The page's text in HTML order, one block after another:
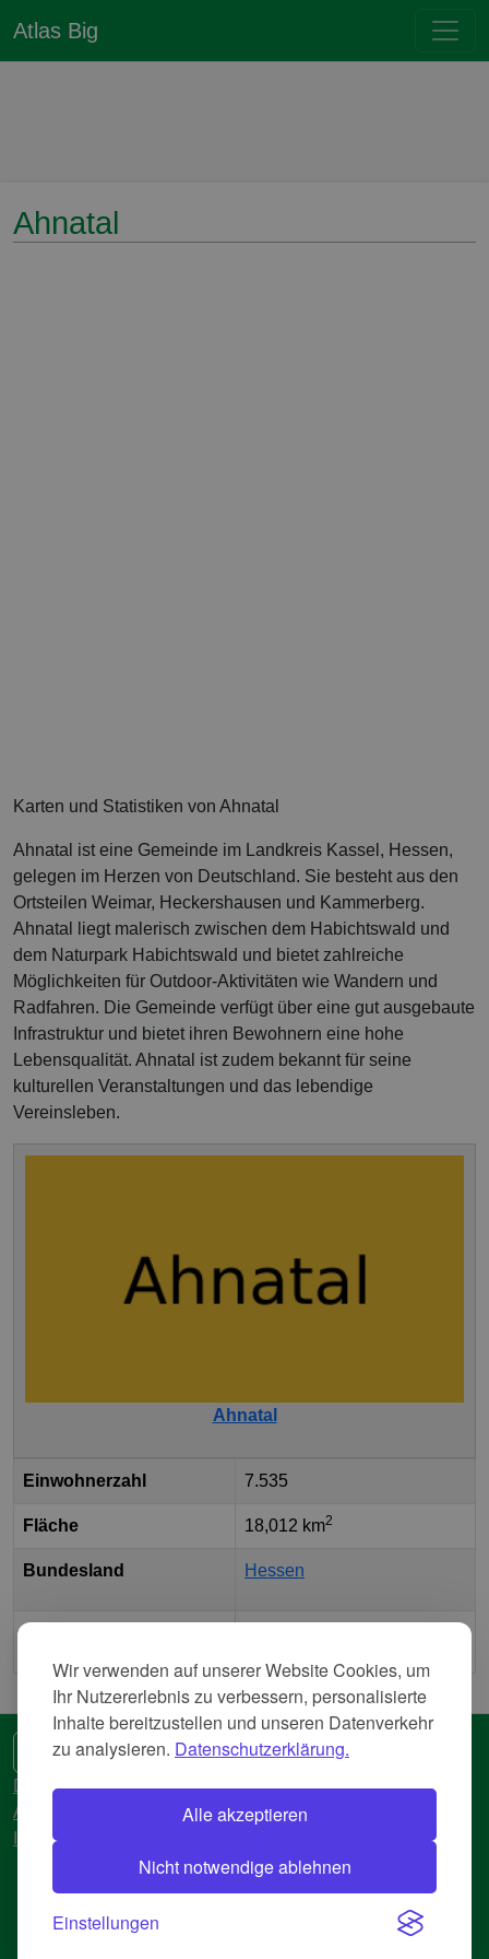
Wir verwenden auf unserer Website Cookies, um
Ihr Nutzererlebnis zu verbessern, personalisierte
Inhalte bereitzustellen und unseren Datenverkehr
zu analysieren. Datenschutzerklärung.
Alle akzeptieren
Nicht notwendige ablehnen
Einstellungen
Atlas Big
Ahnatal
Karten und Statistiken von Ahnatal
Ahnatal ist eine Gemeinde im Landkreis Kassel, Hessen,
gelegen im Herzen von Deutschland. Sie besteht aus den
Ortsteilen Weimar, Heckershausen und Kammerberg.
Ahnatal liegt malerisch zwischen dem Habichtswald und
dem Naturpark Habichtswald und bietet zahlreiche
Möglichkeiten für Outdoor-Aktivitäten wie Wandern und
Radfahren. Die Gemeinde verfügt über eine gut ausgebaute
Infrastruktur und bietet ihren Bewohnern eine hohe
Lebensqualität. Ahnatal ist zudem bekannt für seine
kulturellen Veranstaltungen und das lebendige
Vereinsleben.
Ahnatal
Einwohnerzahl 7.535
Fläche 18,012 km2
Bundesland Hessen
🌍 Eine andere Sprache
Datenschutzerkläreung
AGB
Impressum
© 2018-2026 AtlasBig.com